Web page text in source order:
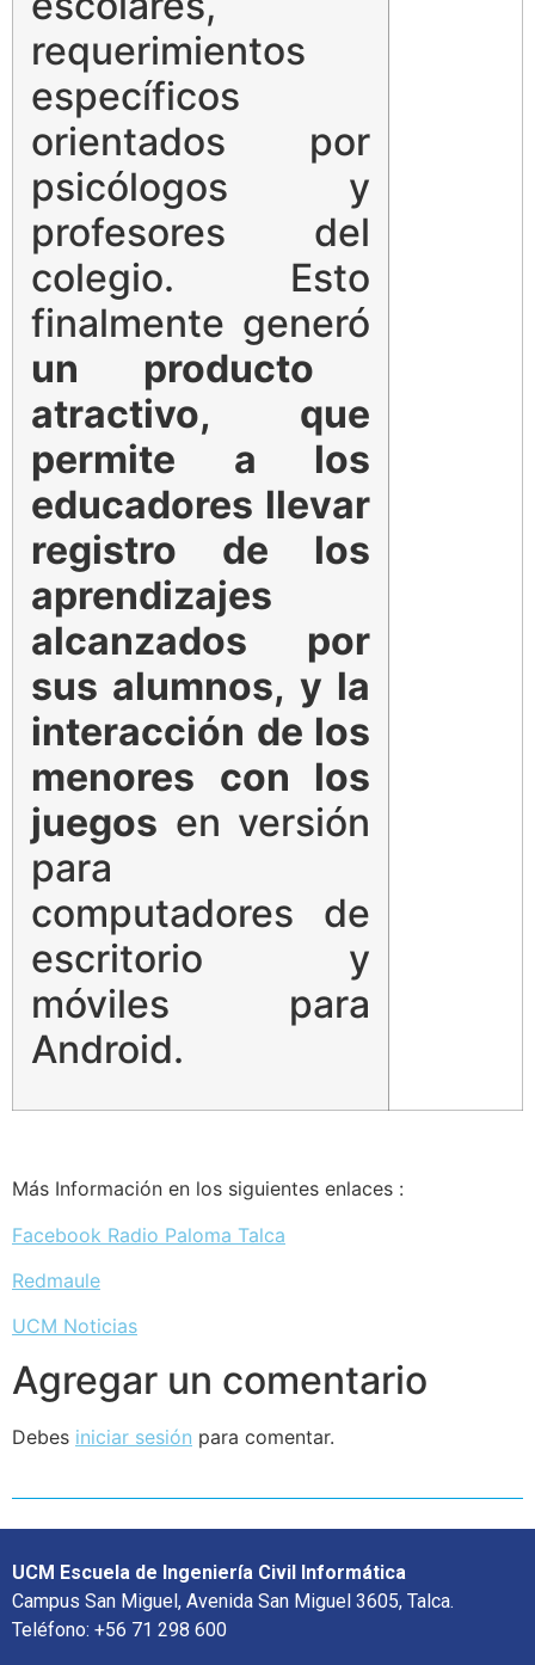
requerimientos
específicos
orientados por
psicólogos y
profesores del
colegio. Esto
finalmente generó
un producto
atractivo, que
permite a los
educadores llevar
registro de los
aprendizajes
alcanzados por
sus alumnos, y la
interacción de los
menores con los
juegos en versión
para
computadores de
escritorio y
móviles para
Android.
Más Información en los siguientes enlaces :
Facebook Radio Paloma Talca
Redmaule
UCM Noticias
Agregar un comentario
Debes iniciar sesión para comentar.
UCM Escuela de Ingeniería Civil Informática
Campus San Miguel, Avenida San Miguel 3605, Talca.
Teléfono: +56 71 298 600